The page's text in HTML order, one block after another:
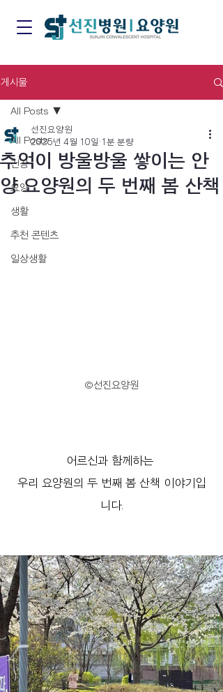
게시물
All Posts
건강
요양
생활
추천 콘텐츠
일상생활
All Posts
추억이 방울방울 쌓이는 안
양 요양원의 두 번째 봄 산책
선진요양원
2025년 4월 10일 1분 분량
©선진요양원
어르신과 함께하는
우리 요양원의 두 번째 봄 산책 이야기입
니다.